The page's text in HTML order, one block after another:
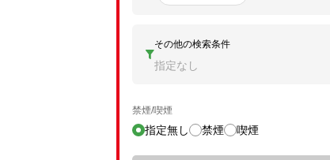
その他の検索条件
指定なし
禁煙/喫煙
指定無し 禁煙 喫煙